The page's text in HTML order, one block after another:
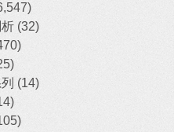
(32)
(14)